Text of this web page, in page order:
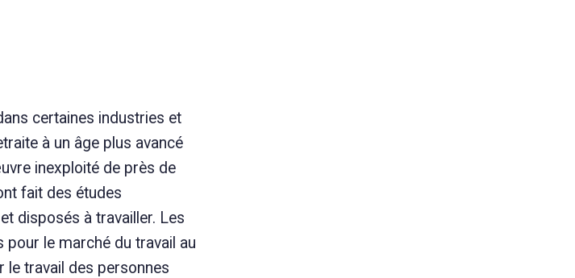
certaines industries et
à un âge plus avancé
inexploité de près de
fait des études
disposés à travailler. Les
le marché du travail au
le travail des personnes